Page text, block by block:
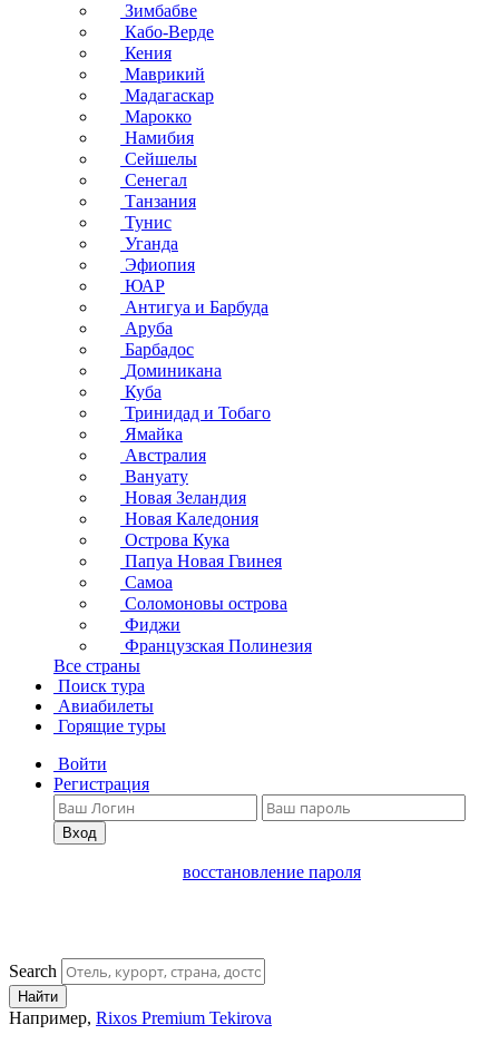
Зимбабве
Кабо-Верде
Кения
Маврикий
Мадагаскар
Марокко
Намибия
Сейшелы
Сенегал
Танзания
Тунис
Уганда
Эфиопия
ЮАР
Антигуа и Барбуда
Аруба
Барбадос
Доминикана
Куба
Тринидад и Тобаго
Ямайка
Австралия
Вануату
Новая Зеландия
Новая Каледония
Острова Кука
Папуа Новая Гвинея
Самоа
Соломоновы острова
Фиджи
Французская Полинезия
Все страны
Поиск тура
Авиабилеты
Горящие туры
Войти
Регистрация
Вход
восстановление пароля
Search
Найти
Например, Rixos Premium Tekirova